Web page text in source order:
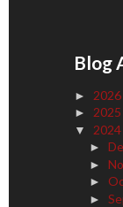
Blog
► 2026
► 2025
▼ 2024
►
►
►
►